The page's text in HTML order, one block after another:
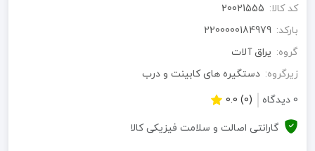
کد کالا: 20021555
بارکد: 2200000184979
گروه: یراق آلات
زیرگروه: دستگیره های کابینت و درب
0 دیدگاه
(0) 0.0
گارانتی اصالت و سلامت فیزیکی کالا